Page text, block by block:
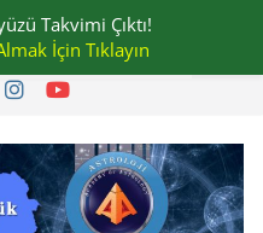
9, 2026
Takvimi Çıktı!
İçin Tıklayın